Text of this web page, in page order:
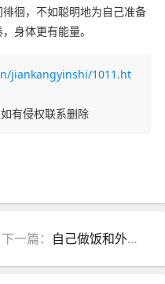
徊，不如聪明地为自己准备
身体更有能量。
jiankangyinshi/1011.ht
有侵权联系删除
下一篇： 自己做饭和外卖哪个更划算